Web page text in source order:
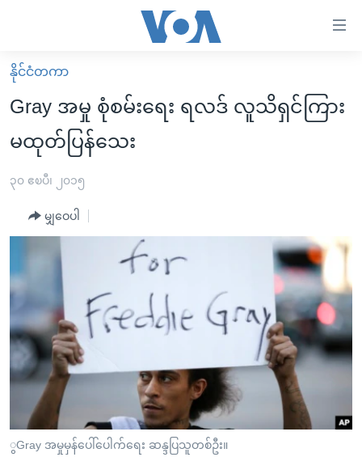
လွယ်ကူ
စေ
များ
အကြောင်းအရာ
ကျော်
ရန်
ပင်မ
အ
ညွန်း
စာမျက်နှာ
သို့
ကျော်
မူလစာမျက်နှာ
မြန်မာ
ကမ္ဘာ့သတင်းများ
နိုင်ငံတကာ
အစ္စရေး-ပါလက်စတိုင်း
ဗွီဒီယို
ရပ်ဝန်းတခု လမ်းတခု အလွန်
အင်္ဂလိပ်စာလေ့လာမယ်
မကြေးမုံရဲ့ အင်္ဂလိပ်စာ
ရုပ်ရှင်ထဲက အင်္ဂလိပ်စာ
သုတပဒေသာ အင်္ဂလိပ်စာ
အပတ်စဉ်ကဏ္ဍများ
ရေဒီယို
တီဗွီ
ရေဒီယိုနှင့်ရုပ်သံ အချက်အလက်များ
ရေဒီယို/တီဗွီအစီအစဉ်
Learning English
ဗွီအိုအေ လူမှုကွန်ယက်များ
နိုင်ငံတကာ
Gray အမှု စုံစမ်းရေး ရလဒ် လူသိရှင်ကြား
မထုတ်ပြန်သေး
၃၀ ဧၿပီ၊ ၂၀၁၅
မျှဝေပါ
ွGray အမှုမှန်ပေါ်ပေါက်ရေး ဆန္ဒပြသူတစ်ဦး။